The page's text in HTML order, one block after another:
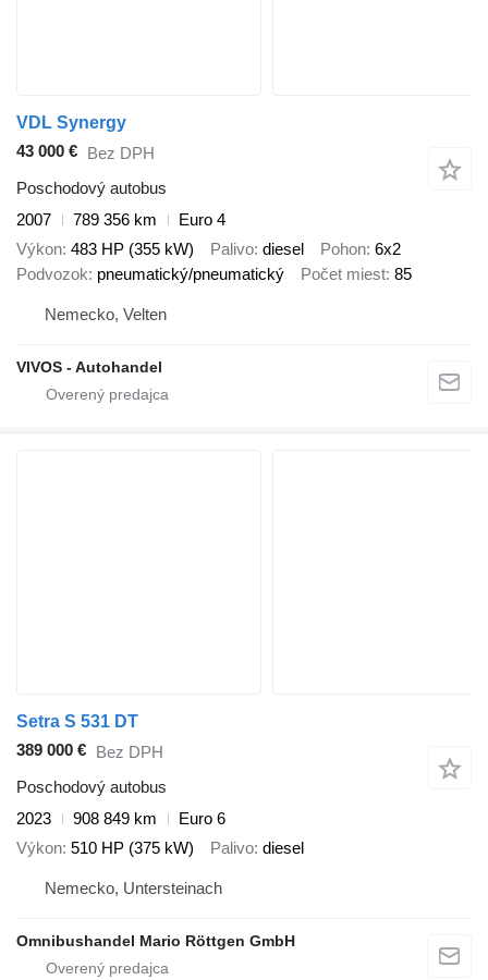
VDL Synergy
43 000 € Bez DPH
Poschodový autobus
2007
789 356 km
Euro 4
Výkon 483 HP (355 kW) Palivo diesel Pohon 6x2
Podvozok pneumatický/pneumatický Počet miest 85
Nemecko, Velten
VIVOS - Autohandel
Setra S 531 DT
389 000 € Bez DPH
Poschodový autobus
2023
908 849 km
Euro 6
Výkon 510 HP (375 kW) Palivo diesel
Nemecko, Untersteinach
Omnibushandel Mario Röttgen GmbH